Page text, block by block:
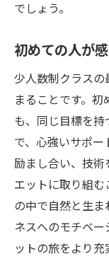
でしょう。
初めての人が
少人数制クラス
まることです。
も、同じ目標を
で、心強いサポ
励まし合い、技
エットに取り組
の中で自然と生
ネスへのモチベ
ットの旅をより充